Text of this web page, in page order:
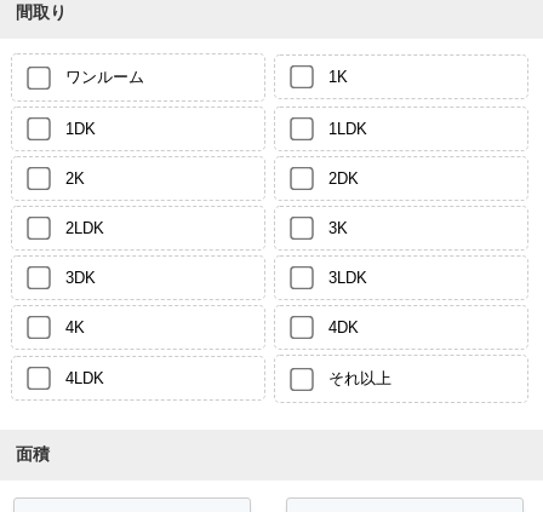
間取り
ワンルーム 1K
1DK 1LDK
2K 2DK
2LDK 3K
3DK 3LDK
4K 4DK
4LDK それ以上
面積